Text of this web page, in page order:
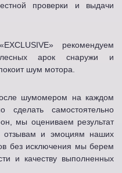
проверки и выдачи
рекомендуем
арок снаружи и
шум мотора.
шумомером на каждом
самостоятельно
мы оцениваем результат
и эмоциям наших
без исключения мы берем
и качеству выполненных